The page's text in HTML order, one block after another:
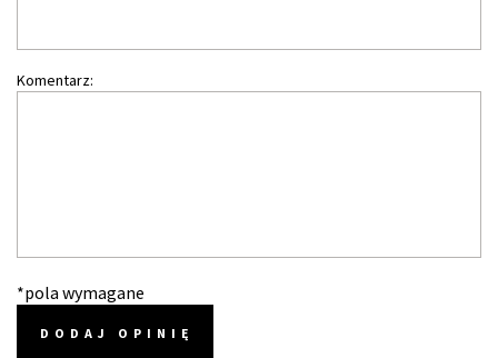
Komentarz:
*pola wymagane
DODAJ OPINIĘ